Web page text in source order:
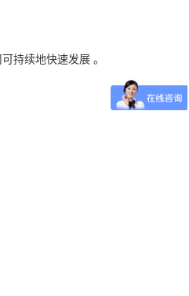
持续地快速发展 。